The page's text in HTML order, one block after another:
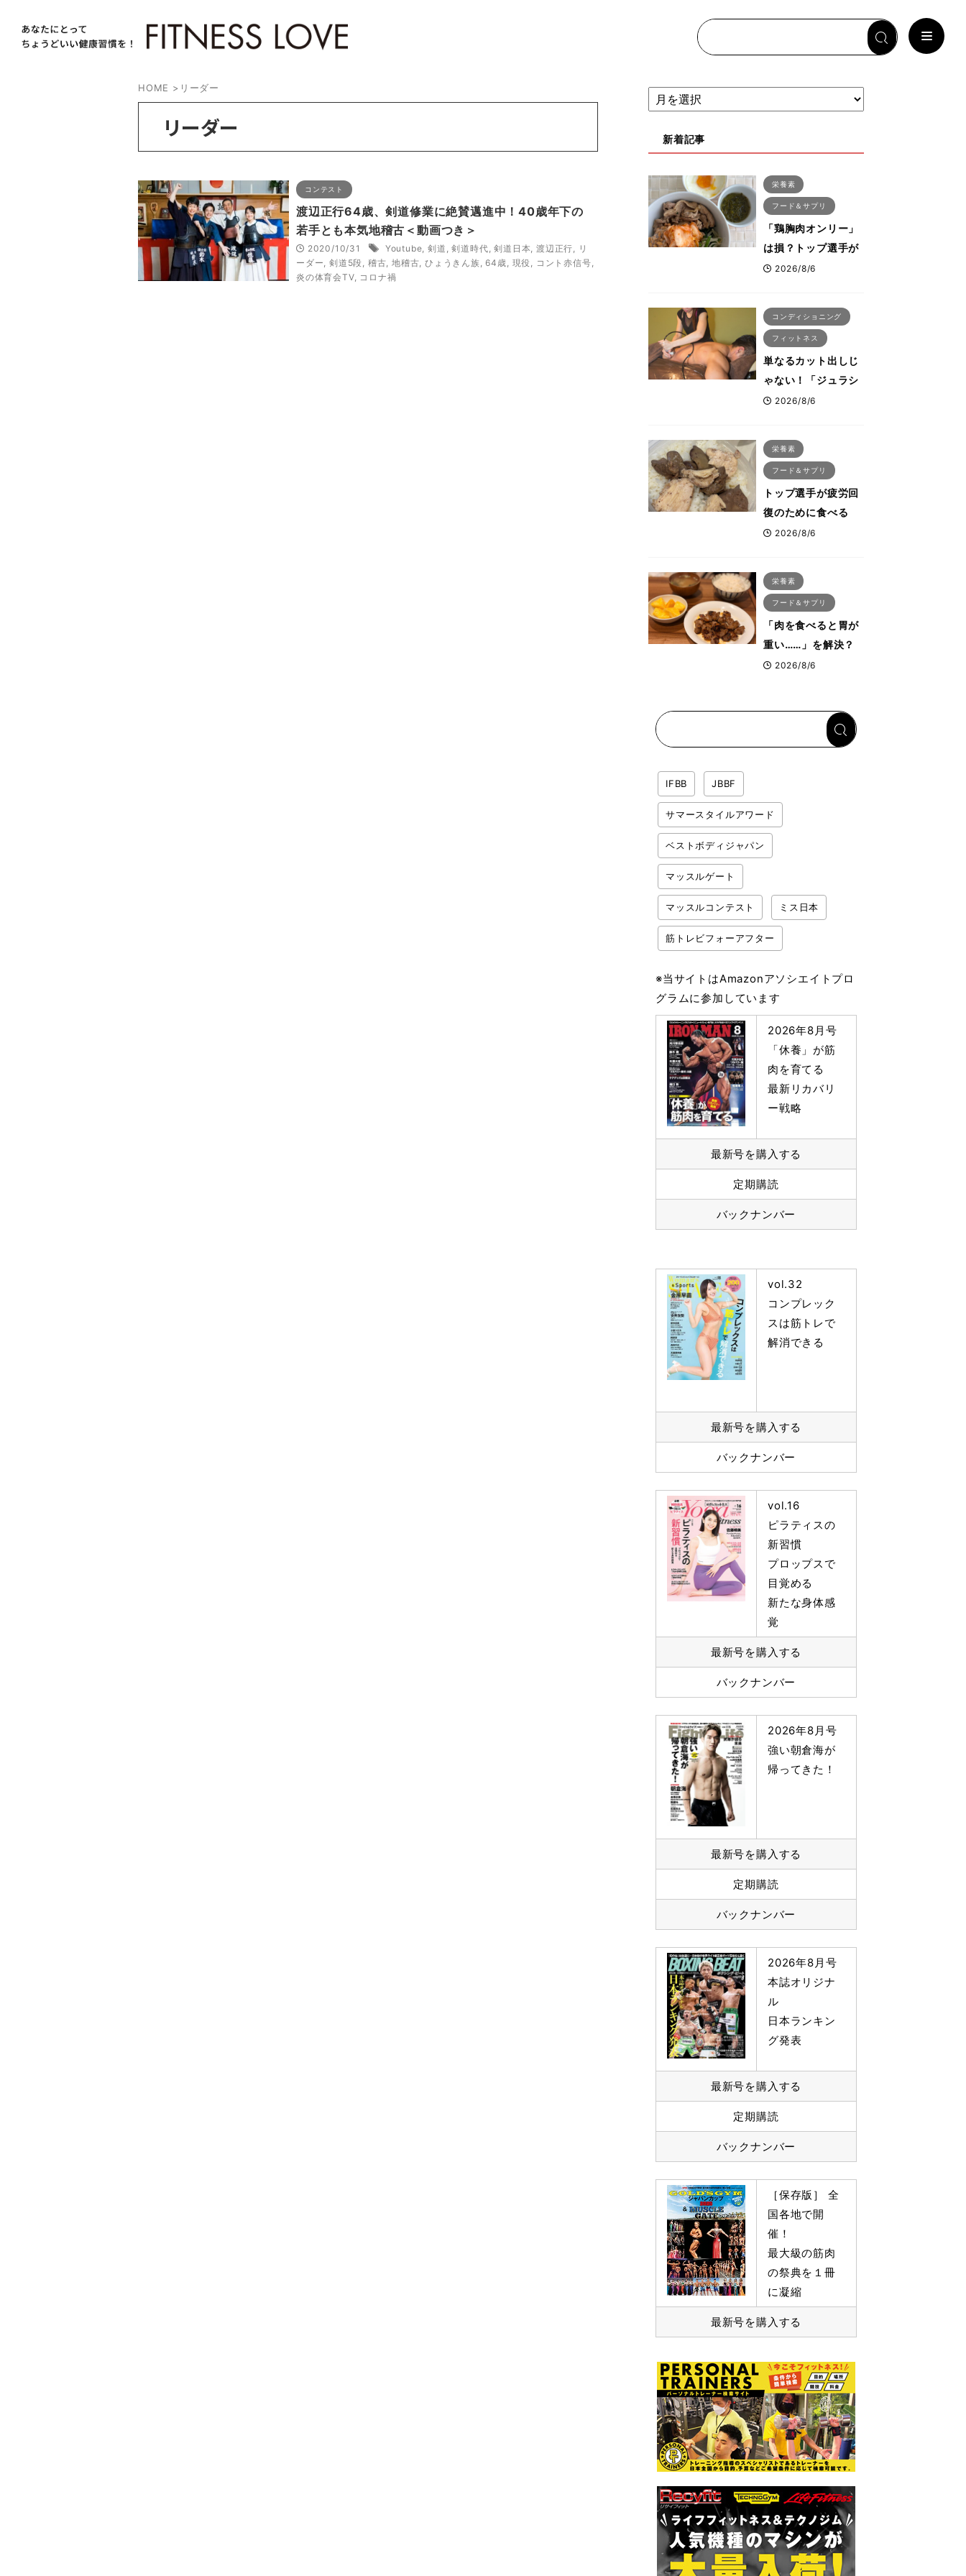
HOME > リーダー
リーダー
コンテスト
渡辺正行64歳、剣道修業に絶賛邁進中！40歳年下の
若手とも本気地稽古＜動画つき＞
2020/10/31 Youtube,剣道 ,剣道時代,剣道日本, 渡辺正行, リ
ーダー,剣道5段, 稽古,地稽古,ひょうきん族,64歳, 現役 , コント赤信号,
炎の体育会TV, コロナ禍
新着記事
栄養素
フード＆サプリ
「鶏胸肉オンリー」
は損？トップ選手が
実践する疲労を残さ
活コンボ
2026/8/6
コンディショニング
フィットネス
単なるカット出しじ
ゃない！「ジュラシ
ック筋膜リリース」
ットした納得の理
由 木澤大祐が解説
2026/8/6
栄養素
フード＆サプリ
トップ選手が疲労回
復のために食べる
「リカバリー飯」と
た鶏レバー活用法
2026/8/6
栄養素
フード＆サプリ
「肉を食べると胃が
重い……」を解決？
トップボディビルダ
2026/8/6
IFBB JBBF
サマースタイルアワード
ベストボディジャパン
マッスルゲート
マッスルコンテスト ミス日本
筋トレビフォーアフター
※当サイトはAmazonアソシエイトプロ
グラムに参加しています
2026年8月号
「休養」が筋
肉を育てる
最新リカバリ
ー戦略
最新号を購入する
定期購読
バックナンバー
vol.32
コンプレック
スは筋トレで
解消できる
最新号を購入する
バックナンバー
vol.16
ピラティスの
新習慣
プロップスで
目覚める
新たな身体感
覚
最新号を購入する
バックナンバー
2026年8月号
強い朝倉海が
帰ってきた！
最新号を購入する
定期購読
バックナンバー
2026年8月号
本誌オリジナ
ル
日本ランキン
グ発表
最新号を購入する
定期購読
バックナンバー
［保存版］ 全
国各地で開
催！
最大級の筋肉
の祭典を１冊
に凝縮
最新号を購入する